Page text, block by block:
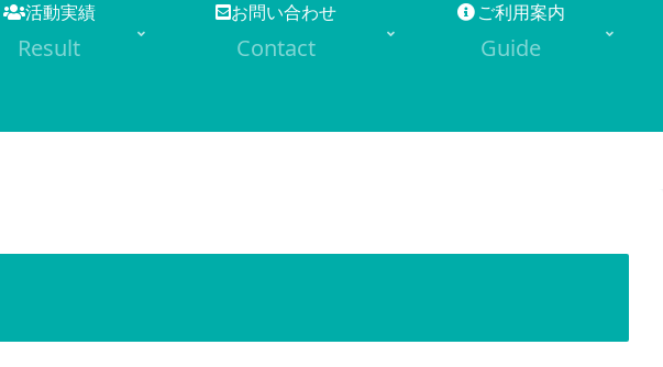
活動実績
Result
お問い合わせ
Contact
ご利用案内
Guide